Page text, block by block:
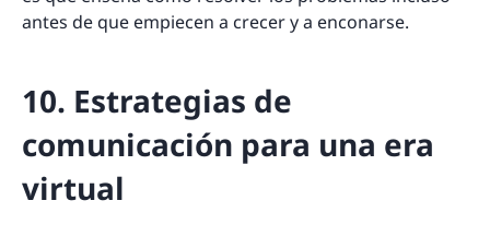
antes de que empiecen a crecer y a enconarse.
10. Estrategias de
comunicación para una era
virtual